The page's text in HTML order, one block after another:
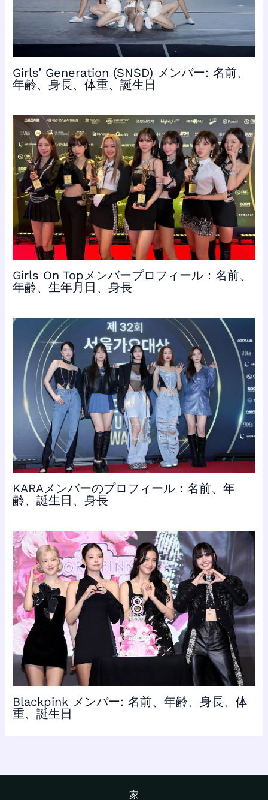
Girls’ Generation (SNSD) メンバー: 名前、
年齢、身長、体重、誕生日
Girls On Topメンバープロフィール：名前、
年齢、生年月日、身長
KARAメンバーのプロフィール：名前、年
齢、誕生日、身長
Blackpink メンバー: 名前、年齢、身長、体
重、誕生日
家